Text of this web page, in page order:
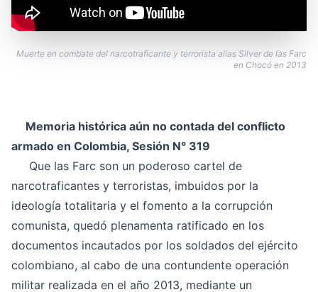
Muerte en combate del narcotraficante y terrorista alias Silver de las Farc
en Chocó en 2013
Memoria histórica aún no contada del conflicto
armado en Colombia, Sesión N° 319
Que las Farc son un poderoso cartel de
narcotraficantes y terroristas, imbuidos por la
ideología totalitaria y el fomento a la corrupción
comunista, quedó plenamenta ratificado en los
documentos incautados por los soldados del ejército
colombiano, al cabo de una contundente operación
militar realizada en el año 2013, mediante un